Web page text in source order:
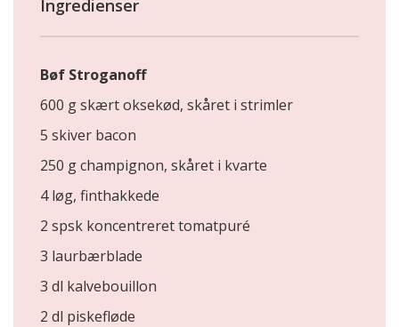
Ingredienser
Bøf Stroganoff
600 g skært oksekød, skåret i strimler
5 skiver bacon
250 g champignon, skåret i kvarte
4 løg, finthakkede
2 spsk koncentreret tomatpuré
3 laurbærblade
3 dl kalvebouillon
2 dl piskefløde